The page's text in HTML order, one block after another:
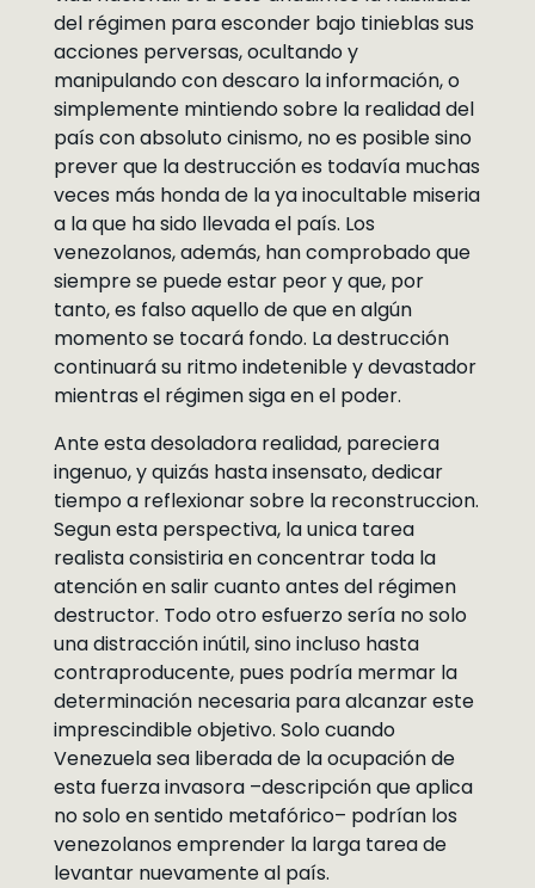
del régimen para esconder bajo tinieblas sus
acciones perversas, ocultando y
manipulando con descaro la información, o
simplemente mintiendo sobre la realidad del
país con absoluto cinismo, no es posible sino
prever que la destrucción es todavía muchas
veces más honda de la ya inocultable miseria
a la que ha sido llevada el país. Los
venezolanos, además, han comprobado que
siempre se puede estar peor y que, por
tanto, es falso aquello de que en algún
momento se tocará fondo. La destrucción
continuará su ritmo indetenible y devastador
mientras el régimen siga en el poder.
Ante esta desoladora realidad, pareciera
ingenuo, y quizás hasta insensato, dedicar
tiempo a reflexionar sobre la reconstruccion.
Segun esta perspectiva, la unica tarea
realista consistiria en concentrar toda la
atención en salir cuanto antes del régimen
destructor. Todo otro esfuerzo sería no solo
una distracción inútil, sino incluso hasta
contraproducente, pues podría mermar la
determinación necesaria para alcanzar este
imprescindible objetivo. Solo cuando
Venezuela sea liberada de la ocupación de
esta fuerza invasora –descripción que aplica
no solo en sentido metafórico– podrían los
venezolanos emprender la larga tarea de
levantar nuevamente al país.